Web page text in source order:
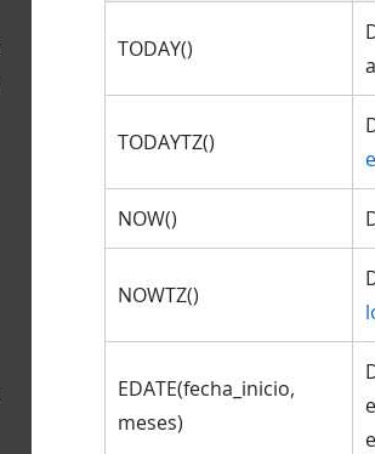
TODAY()
TODAYTZ()
NOW()
NOWTZ()
EDATE(fecha_inicio,
meses)